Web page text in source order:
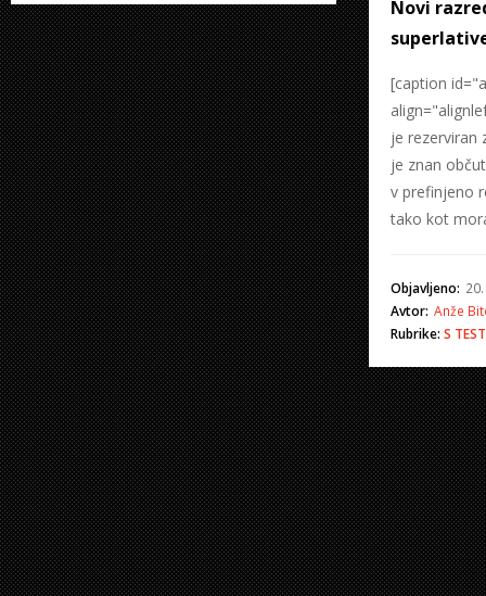
Novi
[caption
je rezerviran
je znan
v prefinjeno
tako kot
Objavljeno:
Avtor: Anže
Rubrike: S